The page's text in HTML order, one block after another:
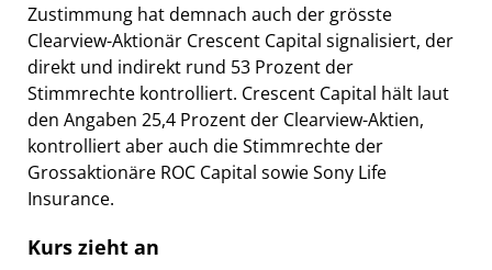
Zustimmung hat demnach auch der grösste
Clearview-Aktionär Crescent Capital signalisiert, der
direkt und indirekt rund 53 Prozent der
Stimmrechte kontrolliert. Crescent Capital hält laut
den Angaben 25,4 Prozent der Clearview-Aktien,
kontrolliert aber auch die Stimmrechte der
Grossaktionäre ROC Capital sowie Sony Life
Insurance.
Kurs zieht an